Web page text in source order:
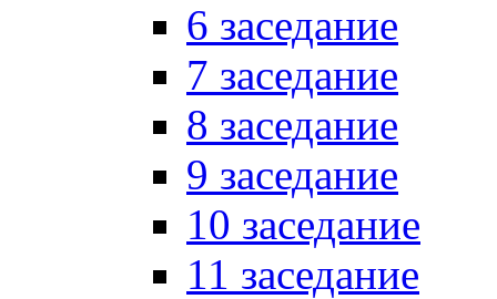
6 заседание
7 заседание
8 заседание
9 заседание
10 заседание
11 заседание